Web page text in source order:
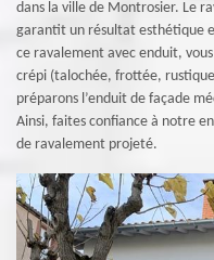
dans la ville de Montrosier. Le
garantit un résultat esthétique
ce ravalement avec enduit,
crépi (talochée, frottée,
préparons l’enduit de façade
Ainsi, faites confiance à notre
de ravalement projeté.